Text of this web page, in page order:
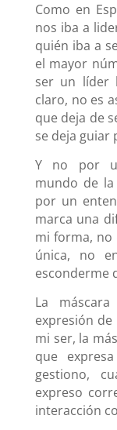
Como en
nos iba a
quién iba a
el mayor
ser un líder
claro, no es
que deja de
se deja
Y no por
mundo de
por un
marca una
mi forma, no
única, no
esconderme
La
expresión
mi ser, la
que
gestiono,
expreso
interacción